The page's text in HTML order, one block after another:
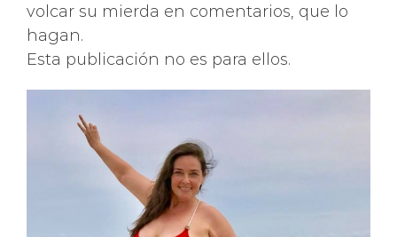
volcar su mierda en comentarios, que lo
hagan.
Esta publicación no es para ellos.